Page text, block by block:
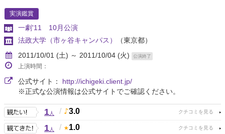
実演鑑賞
一劇'11 10月公演
法政大学（市ヶ谷キャンパス）
（東京都）
2011/10/01 (土) ～ 2011/10/04 (火)
公演終了
上演時間：
公式サイト： http://ichigeki.client.jp/
※正式な公演情報は公式サイトでご確認ください。
1人 / 3.0
1人 / 1.0